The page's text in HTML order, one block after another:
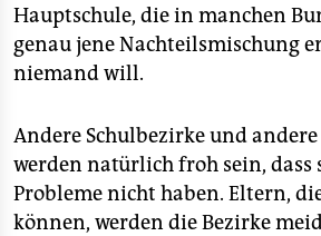
Hauptschule, die in manchen
genau jene Nachteilsmischung
niemand will.
Andere Schulbezirke und
werden natürlich froh sein, dass
Probleme nicht haben. Eltern,
können, werden die Bezirke